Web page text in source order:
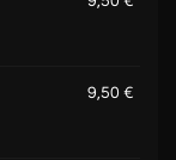
9,50 €